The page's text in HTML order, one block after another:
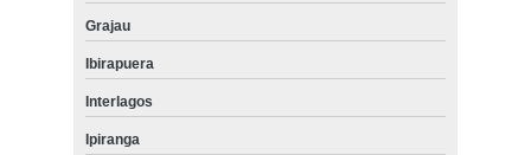
Grajau
Ibirapuera
Interlagos
Ipiranga